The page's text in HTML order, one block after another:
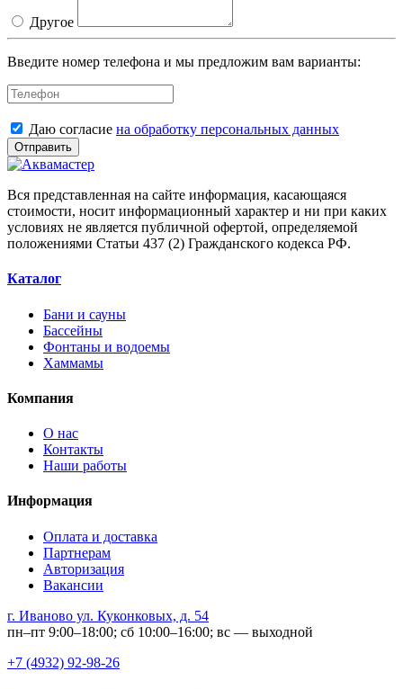
Другое
Введите номер телефона и мы предложим вам варианты:
Даю согласие на обработку персональных данных
Отправить
Вся представленная на сайте информация, касающаяся
стоимости, носит информационный характер и ни при каких
условиях не является публичной офертой, определяемой
положениями Статьи 437 (2) Гражданского кодекса РФ.
Каталог
Бани и сауны
Бассейны
Фонтаны и водоемы
Хаммамы
Компания
О нас
Контакты
Наши работы
Информация
Оплата и доставка
Партнерам
Авторизация
Вакансии
г. Иваново ул. Куконковых, д. 54
пн–пт 9:00–18:00; сб 10:00–16:00; вс — выходной
+7 (4932) 92-98-26